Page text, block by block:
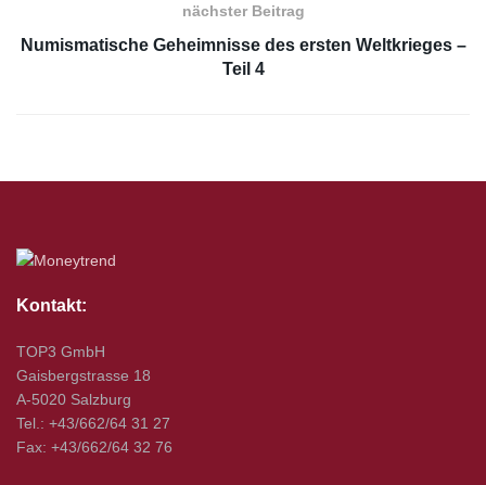
nächster Beitrag
Numismatische Geheimnisse des ersten Weltkrieges –
Teil 4
Kontakt:
TOP3 GmbH
Gaisbergstrasse 18
A-5020 Salzburg
Tel.: +43/662/64 31 27
Fax: +43/662/64 32 76